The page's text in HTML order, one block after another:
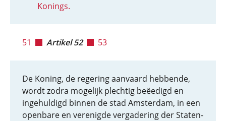
Konings.
51 Artikel 52 53
De Koning, de regering aanvaard hebbende,
wordt zodra mogelijk plechtig beëedigd en
ingehuldigd binnen de stad Amsterdam, in een
openbare en verenigde vergadering der Staten-